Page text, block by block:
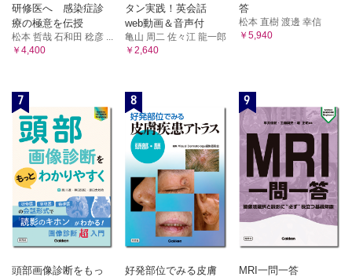
研修医へ 感染症診
療の極意を伝授
松本 哲哉 石和田 稔彦 ...
￥4,400
タン実践！英会話
web動画＆音声付
亀山 周二 佐々江 龍一郎
￥2,640
答
松本 直樹 渡邊 幸信
￥5,940
7
頭部画像診断をもっ
8
好発部位でみる皮膚
9
MRI一問一答